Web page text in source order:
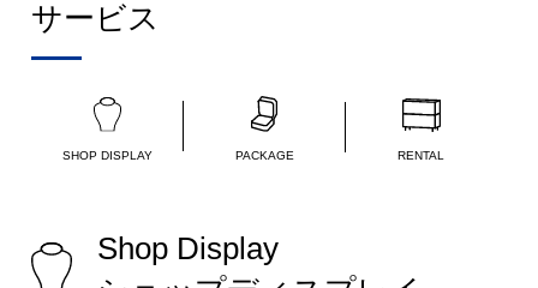
サービス
SHOP DISPLAY PACKAGE RENTAL
Shop Display